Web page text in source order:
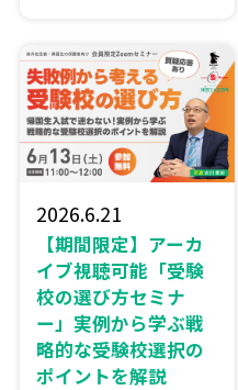
2026.6.21
【期間限定】アーカ
イブ視聴可能「受験
校の選び方セミナ
ー」実例から学ぶ戦
略的な受験校選択の
ポイントを解説